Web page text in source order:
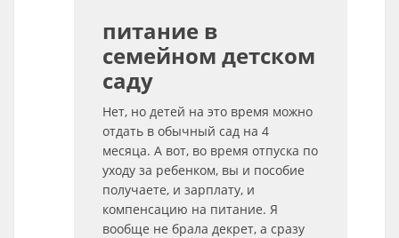
питание в
семейном детском
саду
Нет, но детей на это время можно
отдать в обычный сад на 4
месяца. А вот, во время отпуска по
уходу за ребенком, вы и пособие
получаете, и зарплату, и
компенсацию на питание. Я
вообще не брала декрет, а сразу